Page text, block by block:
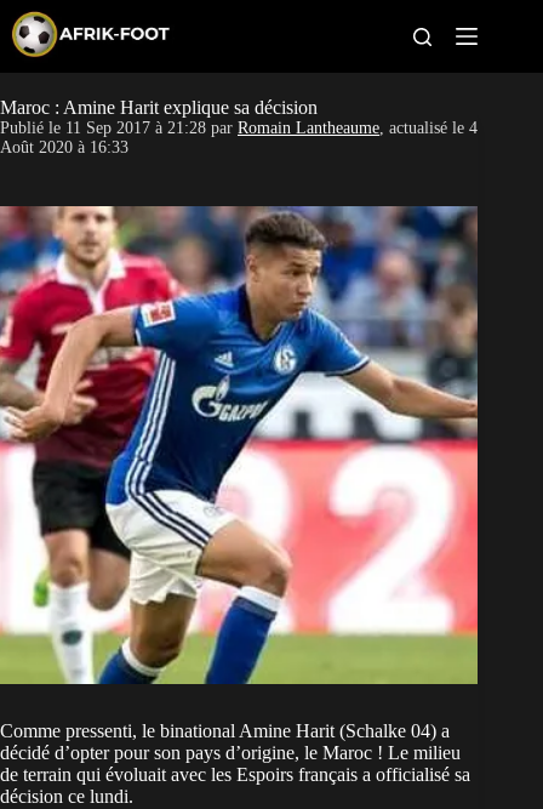
p
t
o
c
t
e
n
t
CAN féminine
Pays
Clubs
Classement
Paris sportifs
Maroc : Amine Harit explique sa décision
Publié le 11 Sep 2017 à 21:28 par Romain Lantheaume, actualisé le 4
Août 2020 à 16:33
Comme pressenti, le binational Amine Harit (Schalke 04) a
décidé d’opter pour son pays d’origine, le Maroc ! Le milieu
de terrain qui évoluait avec les Espoirs français a officialisé sa
décision ce lundi.